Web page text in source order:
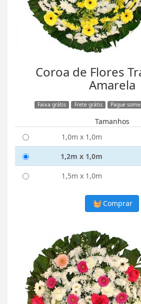
Coroa de Flores
Amarela
Faixa grátis Frete grátis Pague
Tamanhos
1,0m x 1,0m
1,2m x 1,0m
1,5m x 1,0m
Comprar